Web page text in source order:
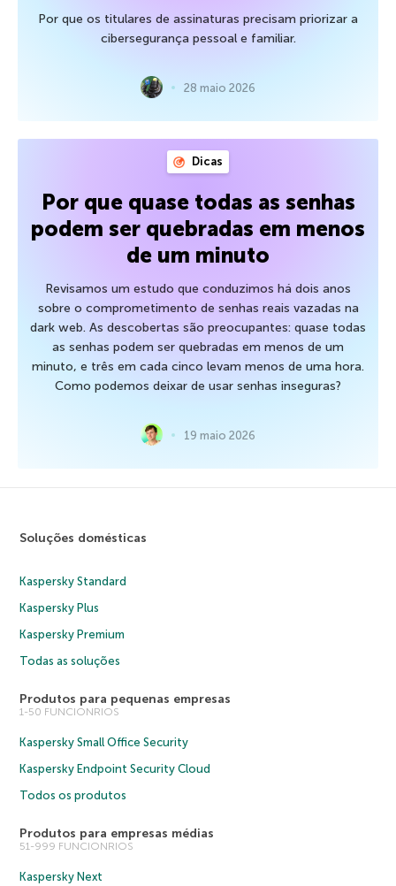
Por que os titulares de assinaturas precisam priorizar a
cibersegurança pessoal e familiar.
28 maio 2026
Dicas
Por que quase todas as senhas
podem ser quebradas em menos
de um minuto
Revisamos um estudo que conduzimos há dois anos
sobre o comprometimento de senhas reais vazadas na
dark web. As descobertas são preocupantes: quase todas
as senhas podem ser quebradas em menos de um
minuto, e três em cada cinco levam menos de uma hora.
Como podemos deixar de usar senhas inseguras?
19 maio 2026
Soluções domésticas
Kaspersky Standard
Kaspersky Plus
Kaspersky Premium
Todas as soluções
Produtos para pequenas empresas
1-50 FUNCIONRIOS
Kaspersky Small Office Security
Kaspersky Endpoint Security Cloud
Todos os produtos
Produtos para empresas médias
51-999 FUNCIONRIOS
Kaspersky Next